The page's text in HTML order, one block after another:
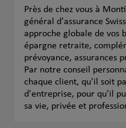
Près de chez vous à
général d'assurance
approche globale de vos
épargne retraite,
prévoyance, assurances
Par notre conseil
chaque client, qu'il soit
d'entreprise, pour qu'il
sa vie, privée et